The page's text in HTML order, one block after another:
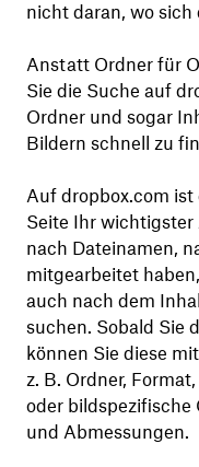
nicht daran, wo
Anstatt Ordner für
Sie die Suche auf
Ordner und sogar
Bildern schnell zu
Auf dropbox.com
Seite Ihr
nach Dateinamen,
mitgearbeitet
auch nach dem
suchen. Sobald Sie
können Sie diese
z. B. Ordner,
oder
und Abmessungen.